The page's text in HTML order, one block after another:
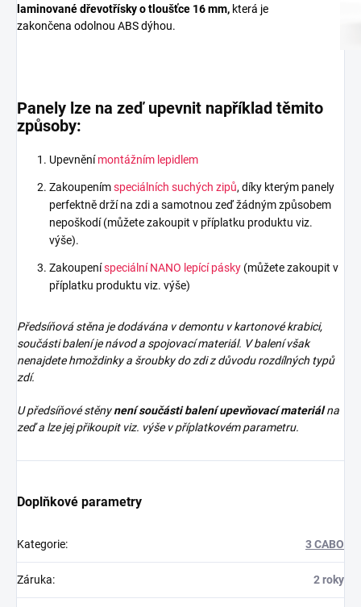
laminované dřevotřískyo tloušťce 16 mm, která je
zakončena odolnou ABS dýhou.
Panely lze na zeď upevnit například těmito
způsoby:
Upevněnímontážním lepidlem
Zakoupenímspeciálních suchých zipů, díky kterým panely
perfektně drží na zdi a samotnou zeď žádným způsobem
nepoškodí (můžete zakoupit v příplatku produktu viz.
výše).
Zakoupeníspeciální NANO lepící pásky (můžete zakoupit v
příplatku produktu viz. výše)
Předsíňová stěna je dodávána v demontu v kartonové krabici,
součásti balení je návod a spojovací materiál. V balení však
nenajdetehmoždinky a šroubky do zdi z důvodu rozdílných typů
zdí.
U předsíňové stěnynení součásti balení upevňovací materiálna
zeď a lze jej přikoupit viz. výše v příplatkovém parametru.
Doplňkové parametry
Kategorie: 3 CABO
Záruka: 2 roky